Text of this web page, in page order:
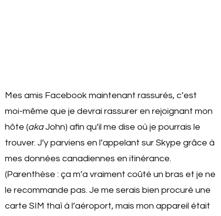
Mes amis Facebook maintenant rassurés, c’est
moi-même que je devrai rassurer en rejoignant mon
hôte (akaJohn) afin qu’il me dise où je pourrais le
trouver. J’y parviens en l’appelant sur Skype grâce à
mes données canadiennes en itinérance.
(Parenthèse : ça m’a vraiment coûté un bras et je ne
le recommande pas. Je me serais bien procuré une
carte SIM thaï à l’aéroport, mais mon appareil était